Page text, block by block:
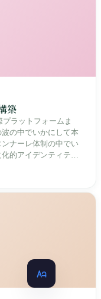
築
ラットフォームま
の中でいかにして本
ナーレ体制の中でい
的アイデンティティ